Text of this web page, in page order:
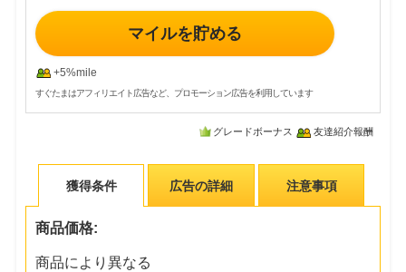
マイルを貯める
+5%mile
すぐたまはアフィリエイト広告など、プロモーション広告を利用しています
グレードボーナス 友達紹介報酬
獲得条件 広告の詳細 注意事項
商品価格:
商品により異なる